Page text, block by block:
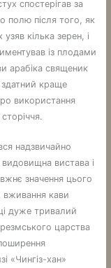
спостерігав за
полю після того, як
кілька зерен, і
із плодами
арабіка священик
краще
використання
надзвичайно
видовищна вистава і
значення цього
кави
дуже тривалий
царства
«Чингіз-хан»